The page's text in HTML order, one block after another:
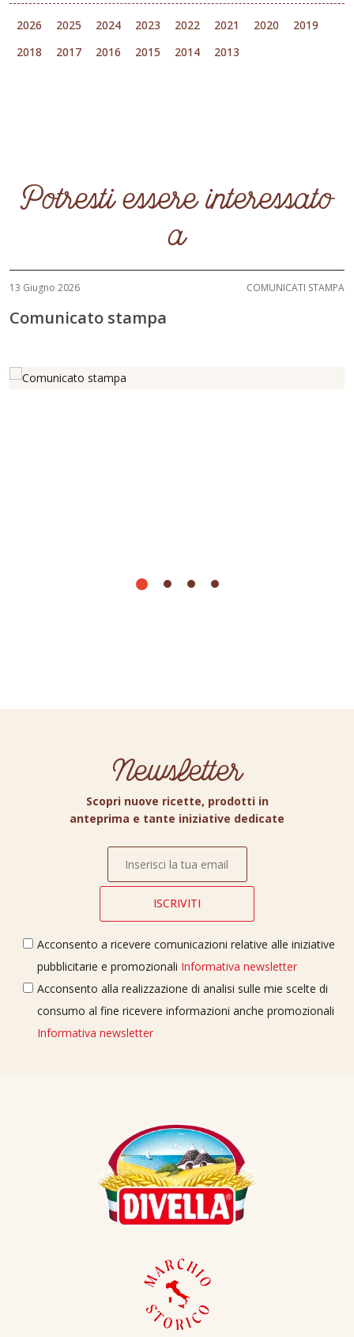
2026 2025 2024 2023 2022 2021 2020
2019
2018
2017 2016 2015 2014 2013
Potresti essere interessato
a
13 Giugno 2026 COMUNICATI STAMPA
Comunicato stampa
Newsletter
Scopri nuove ricette, prodotti in
anteprima e tante iniziative dedicate
Acconsento a ricevere comunicazioni relative alle iniziative
pubblicitarie e promozionali Informativa newsletter
Acconsento alla realizzazione di analisi sulle mie scelte di
consumo al fine ricevere informazioni anche promozionali
Informativa newsletter